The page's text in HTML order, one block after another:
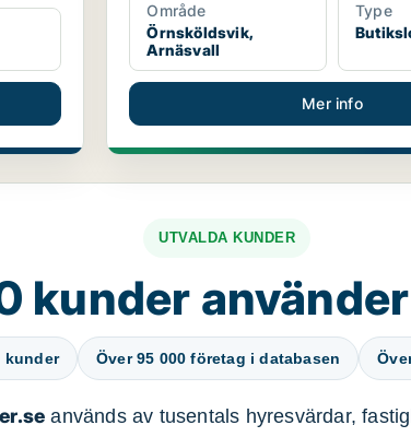
Område
Örnsköldsvik,
Arnäsvall
Type
Mer info
UTVALDA KUNDER
kunder
kunder Över 95 000 företag i databasen
används av tusentals hyresvärdar,